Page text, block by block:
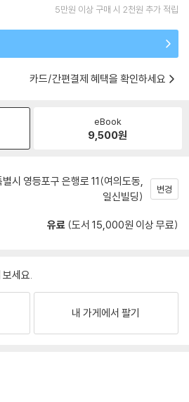
5만원 이상 구매 시 2천원 추가 적립
카드/간편결제 혜택을 확인하세요
eBook
9,500원
시 영등포구 은행로 11(여의도동,
일신빌딩)
변경
유료 (도서 15,000원 이상 무료)
세요.
내 가게에서 팔기